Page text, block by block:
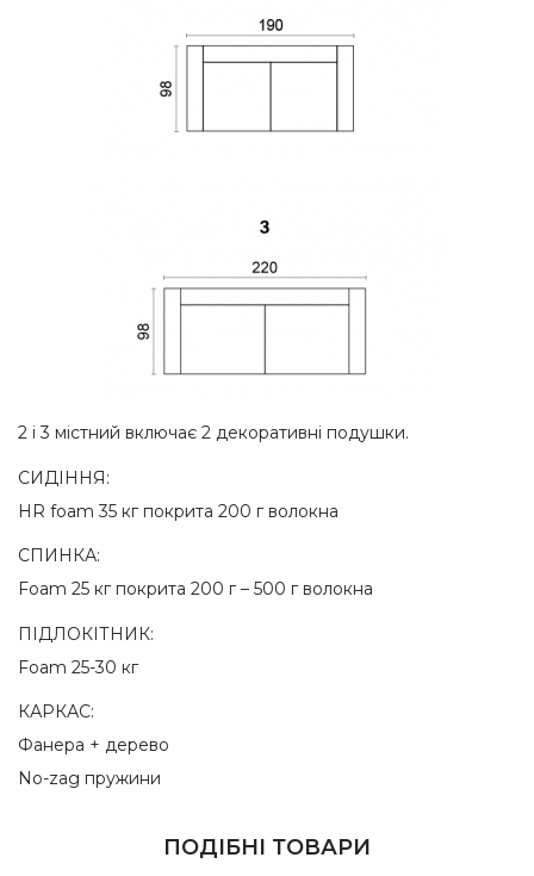
2 і 3 містний включає 2 декоративні подушки.
СИДІННЯ:
HR foam 35 кг покрита 200 г волокна
СПИНКА:
Foam 25 кг покрита 200 г – 500 г волокна
ПІДЛОКІТНИК:
Foam 25-30 кг
КАРКАС:
Фанера + дерево
No-zag пружини
ПОДІБНІ ТОВАРИ